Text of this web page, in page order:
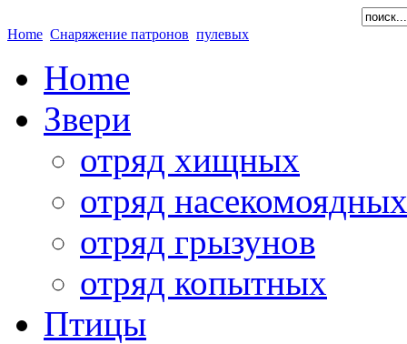
Home Снаряжение патронов пулевых
Home
Звери
отряд хищных
отряд насекомоядных
отряд грызунов
отряд копытных
Птицы